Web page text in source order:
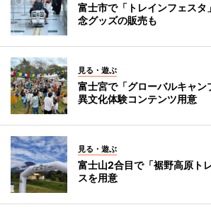
富士市で「トレインフェスタ
念グッズの販売も
見る・遊ぶ
富士宮で「グローバルキャ
異文化体験コンテンツ用意
見る・遊ぶ
富士山2合目で「裾野高原
スを用意